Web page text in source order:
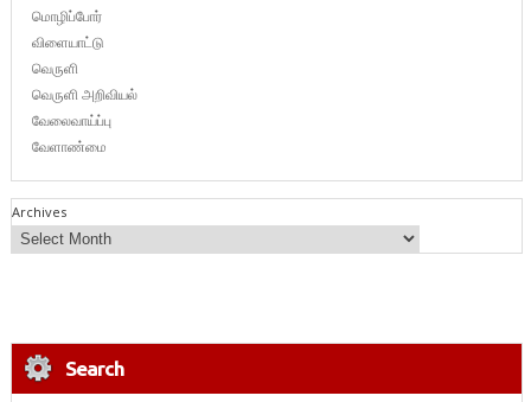
மொழிப்போர்
விளையாட்டு
வெருளி
வெருளி அறிவியல்
வேலைவாய்ப்பு
வேளாண்மை
Archives
Search